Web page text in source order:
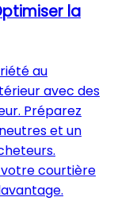
la
au
avec des
Préparez
et un
courtière